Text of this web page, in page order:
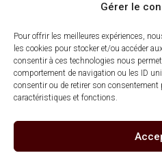
Gérer le
Pour offrir les meilleures expériences,
les cookies pour stocker et/ou accéder
consentir à ces technologies nous
comportement de navigation ou les ID
consentir ou de retirer son
caractéristiques et fonctions.
Ce site est listé dans la catégorie Vins